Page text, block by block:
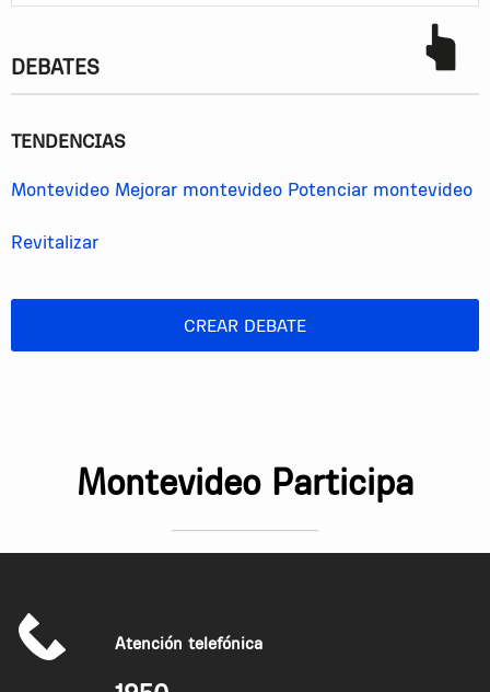
las nuevas terminales, asegurando la inclusión.
Idea central
Al tramitar o recargar la tarjeta, el usuario podrá
agregarla a su Wallet.
Los usuarios que utilicen la tarjeta física no verán
Para quienes no tengan NFC, el pago podrá
tengan saldo o viajes disponibles.
30 000.
USD 60 000 y
USD 0,50 = USD 140 000.
Cupones impresos
DEBATES
TENDENCIAS
Montevideo Mejorar montevideo Potenciar montevideo
Revitalizar
CREAR DEBATE
Montevideo Participa
Atención telefónica